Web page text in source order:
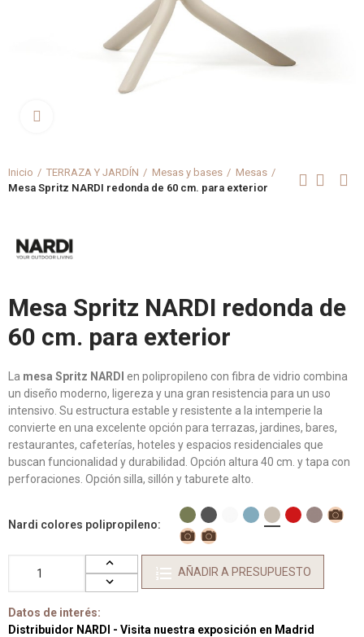
Inicio TERRAZA Y JARDÍN Mesas y bases
Mesas
Mesa Spritz NARDI redonda de 60 cm. para exterior
Mesa Spritz NARDI redonda de
60 cm. para exterior
La mesa Spritz NARDI en polipropileno con fibra de vidrio combina
un diseño moderno, ligereza y una gran resistencia para un uso
intensivo. Su estructura estable y resistente a la intemperie la
convierte en una excelente opción para terrazas, jardines, bares,
restaurantes, cafeterías, hoteles y espacios residenciales que
buscan funcionalidad y durabilidad. Opción altura 40 cm. y tapa con
perforaciones. Opción silla, sillón y taburete alto.
Nardi colores polipropileno
AÑADIR A PRESUPUESTO
Datos de interés:
Distribuidor NARDI - Visita nuestra exposición en Madrid